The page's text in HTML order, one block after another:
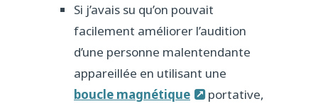
Si j’avais su qu’on pouvait
facilement améliorer l’audition
d’une personne malentendante
appareillée en utilisant une
boucle magnétique
portative,